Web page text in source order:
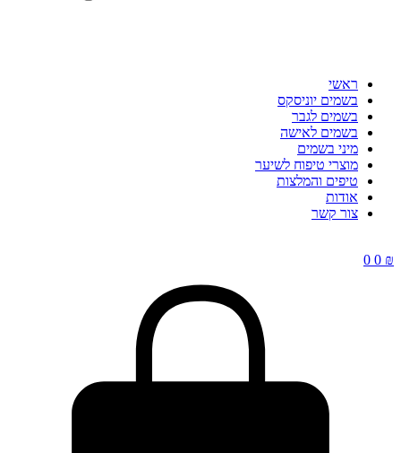
ראשי
בשמים יוניסקס
בשמים לגבר
בשמים לאישה
מיני בשמים
מוצרי טיפוח לשיער
טיפים והמלצות
אודות
צור קשר
0 ₪
0